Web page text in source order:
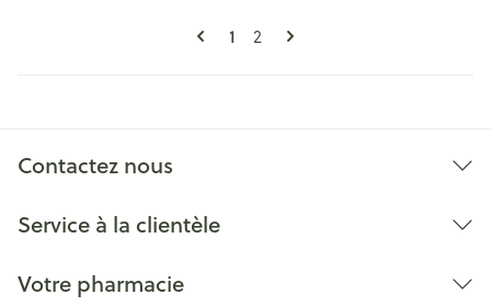
Pages
Vous lisez actuellement la page
1 Page
2
Contactez nous
Service à la clientèle
Votre pharmacie